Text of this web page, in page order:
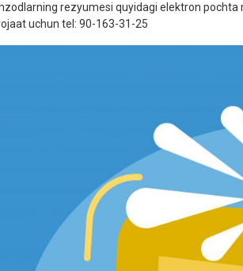
rezyumesi quyidagi elektron pochta
uchun tel: 90-163-31-25